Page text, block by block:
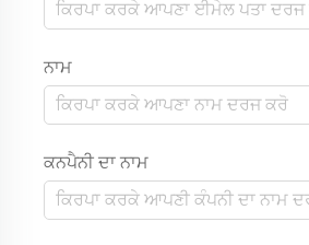
ਨਾਮ
ਕਨਪੈਨੀ ਦਾ ਨਾਮ